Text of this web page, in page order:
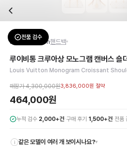
배송은 얼마나 걸리나요?
검수는 어떻게 진행되나요? 검수 사진을 받을 수
전문 스태프가 실물 상품을 직접 확인한 후 검
교환이나 반품이 가능한가요?
수령 후 7일 이내 신청하시면 상품 하자, 사이즈
쿠폰과 적립금을 함께 사용할 수 있나요?
네, 쿠폰과 적립금을 결제 시 함께 사용하실 수
브랜드:
성별:여성
색상:화이트
가격:464,000원
루이비통 크루아상 모노그램 캔버스 숄더백으
루이비통 크루아상 모노그램 캔
전품 검수
Louis Vuitton핸드백
루이비통 크루아상 모노그램 캔버스 숄
Louis Vuitton Monogram Croissant
매장가4,300,000원3,836,000원 절약
464,000원
누적 검수 2,000+건·구매 후기 1,500+건· 전품
i 같은 모델이 여러 개 보이시나요?▾